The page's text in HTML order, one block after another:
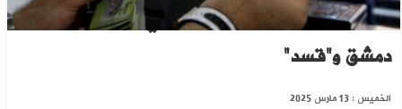
توقعات بتحسن الاقتصاد السوري بعد الاتفاق بين
دمشق و"قسد"
الخميس : 13 مارس 2025